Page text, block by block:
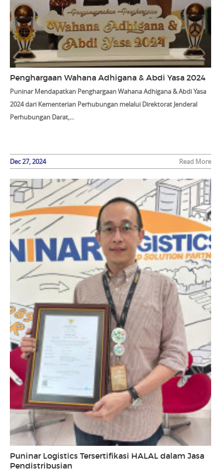
Penghargaan Wahana Adhigana & Abdi Yasa 2024
Puninar Mendapatkan Penghargaan Wahana Adhigana & Abdi Yasa
2024 dari Kementerian Perhubungan melalui Direktorat Jenderal
Perhubungan Darat,...
Dec 27, 2024 Read More
Puninar Logistics Tersertifikasi HALAL dalam Jasa
Pendistribusian